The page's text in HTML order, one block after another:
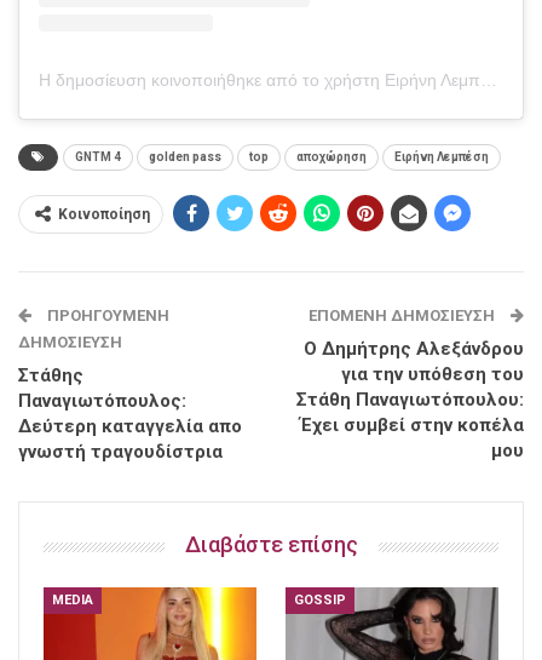
Η δημοσίευση κοινοποιήθηκε από το χρήστη Ειρήνη Λεμπέση (@eirinilebesi)
GNTM 4 golden pass top αποχώρηση Ειρήνη Λεμπέση
Κοινοποίηση
ΠΡΟΗΓΟΎΜΕΝΗ
ΔΗΜΟΣΊΕΥΣΗ
Στάθης
Παναγιωτόπουλος:
Δεύτερη καταγγελία απο
γνωστή τραγουδίστρια
ΕΠΌΜΕΝΗ ΔΗΜΟΣΊΕΥΣΗ
Ο Δημήτρης Αλεξάνδρου
για την υπόθεση του
Στάθη Παναγιωτόπουλου:
Έχει συμβεί στην κοπέλα
μου
Διαβάστε επίσης
MEDIA GOSSIP